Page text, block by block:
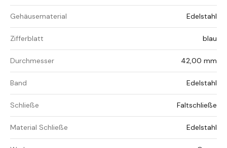
Gehäusematerial Edelstahl
Zifferblatt blau
Durchmesser 42,00 mm
Band Edelstahl
Schließe Faltschließe
Material Schließe Edelstahl